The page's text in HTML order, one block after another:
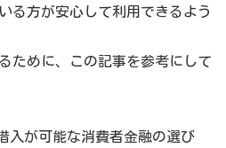
る方が安心して利用できるよう
ために、この記事を参考にして
入が可能な消費者金融の選び